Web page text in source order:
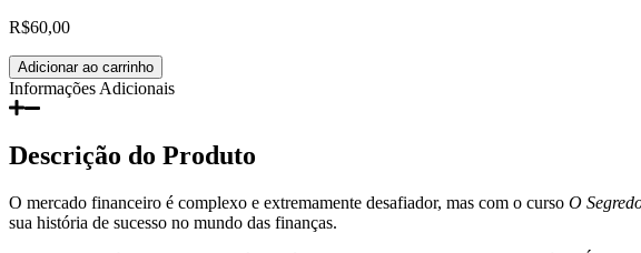
R$60,00
O
Segredo
dos
Investidores
|
Victor
Cavaco
Adicionar ao carrinho
Informações Adicionais
Descrição do Produto
O mercado financeiro é complexo e extremamente desafiador, mas com o curso O
sua história de sucesso no mundo das finanças.